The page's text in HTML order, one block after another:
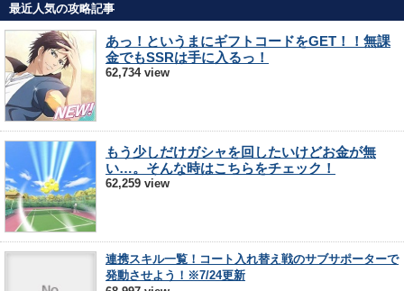
最近人気の攻略記事
あっ！というまにギフトコードをGET！！無課
金でもSSRは手に入るっ！
62,734 view
もう少しだけガシャを回したいけどお金が無
い…。そんな時はこちらをチェック！
62,259 view
連携スキル一覧！コート入れ替え戦のサブサポーターで
発動させよう！※7/24更新